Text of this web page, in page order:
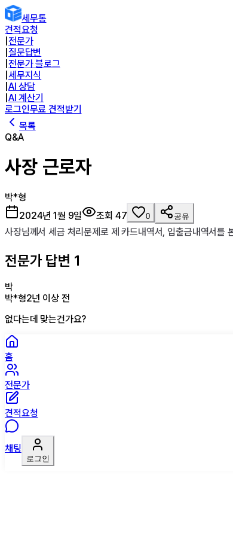
세무통
견적요청
전문가
질문답변
전문가 블로그
세무지식
AI 상담
AI 계산기
로그인무료 견적받기
목록
Q&A
사장 근로자
박*형
2024년 1월 9일
조회 47 0 공유
사장님께서 세금 처리문제로 제 카드내역서, 입출금내역서를
전문가 답변 1
박
박*형2년 이상 전
없다는데 맞는건가요?
홈
전문가
견적요청
채팅
로그인